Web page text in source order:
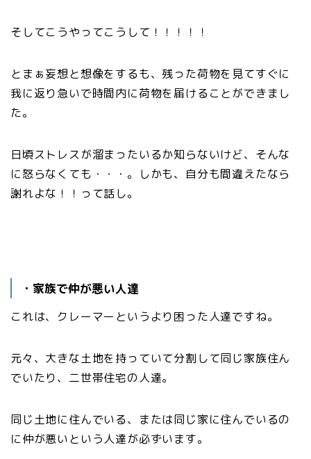
そしてこうやってこうして！！！！！
とまぁ妄想と想像をするも、残った荷物を見てすぐに
我に返り急いで時間内に荷物を届けることができまし
た。
日頃ストレスが溜まったいるか知らないけど、そんな
に怒らなくても・・・。しかも、自分も間違えたなら
謝れよな！！って話し。
・家族で仲が悪い人達
これは、クレーマーというより困った人達ですね。
元々、大きな土地を持っていて分割して同じ家族住ん
でいたり、二世帯住宅の人達。
同じ土地に住んでいる、または同じ家に住んでいるの
に仲が悪いという人達が必ずいます。